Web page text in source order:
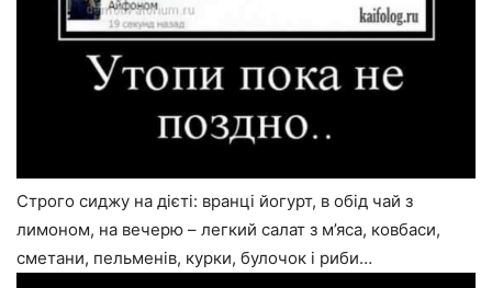
Строго сиджу на дієті: вранці йогурт, в обід чай з
лимоном, на вечерю – легкий салат з м’яса, ковбаси,
сметани, пельменів, курки, булочок і риби…